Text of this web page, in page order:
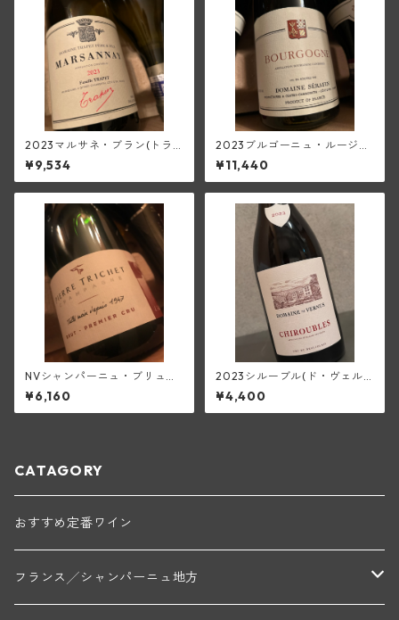
2023マルサネ・ブラン(トラ
ペ)
¥9,534
2023ブルゴーニュ・ルージュ
(セラファン)
¥11,440
NVシャンパーニュ・ブリュッ
ト・ブラン1級(ピエール・トリ
シェ)
¥6,160
2023シルーブル(ド・ヴェル
ニュス)
¥4,400
CATAGORY
おすすめ定番ワイン
フランス╱シャンパーニュ地方